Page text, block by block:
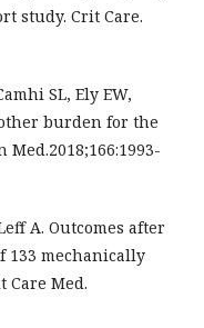
study. Crit Care.
SL, Ely EW,
burden for the
A. Outcomes after
133 mechanically
Care Med.